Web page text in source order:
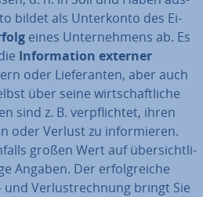
bildet als Un­ter­kon­to des Ei­
eines Un­ter­neh­mens ab. Es
In­for­ma­ti­on externer
oder Lie­fe­ran­ten, aber auch
über seine wirt­schaft­li­che
sind z. B. ver­pflich­tet, ihren
oder Verlust zu in­for­mie­ren.
großen Wert auf über­sicht­li­
Angaben. Der er­folg­rei­che
und Ver­lust­rech­nung bringt Sie